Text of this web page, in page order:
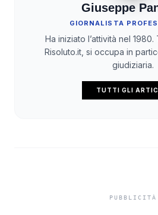
Giuseppe
GIORNALISTA
Ha iniziato l’attività nel
Risoluto.it, si occupa in
giudiziaria.
TUTTI GLI